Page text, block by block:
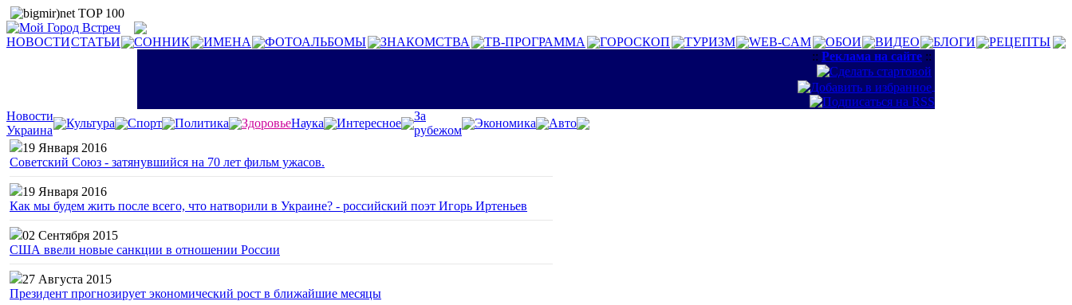
НОВОСТИСТАТЬИ СОННИК ИМЕНА ФОТОАЛЬБОМЫ ЗНАКОМСТВА ТВ-ПРОГРАММА ГОРОСКОП ТУРИЗМ WEB-CAM ОБОИ ВИДЕО БЛОГИ
РЕЦЕПТЫ
:: Реклама на сайте ::
Новости
Украина
Культура Спорт Политика ЗдоровьеНаука Интересное
За
рубежом
Экономика
Авто
19 Января 2016
Советский Союз - затянувшийся на 70 лет фильм ужасов.
19 Января 2016
Как мы будем жить после всего, что натворили в Украине? - российский поэт Игорь Иртеньев
02 Сентября 2015
США ввели новые санкции в отношении России
27 Августа 2015
Президент прогнозирует экономический рост в ближайшие месяцы